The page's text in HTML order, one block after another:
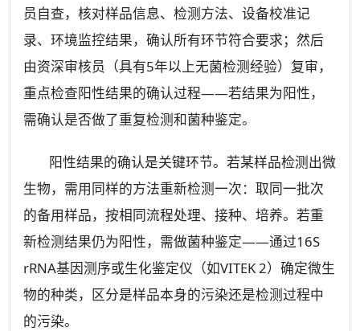
员自查，核对样品信息、检测方法、设备校准记
录、环境监控结果，确认所有环节符合要求；然后
由资深审核员（具有5年以上无菌检测经验）复审，
重点检查阳性结果的确认过程——若结果为阳性，
需确认是否做了重复检测和菌种鉴定。
阳性结果的确认是关键环节。若某样品检测出微
生物，需用同样的方法重新检测一次：取同一批次
的备用样品，按相同流程处理、接种、培养。若重
新检测结果仍为阳性，需做菌种鉴定——通过16S
rRNA基因测序或生化鉴定仪（如VITEK 2）确定微生
物的种类，区分是样品本身的污染还是检测过程中
的污染。